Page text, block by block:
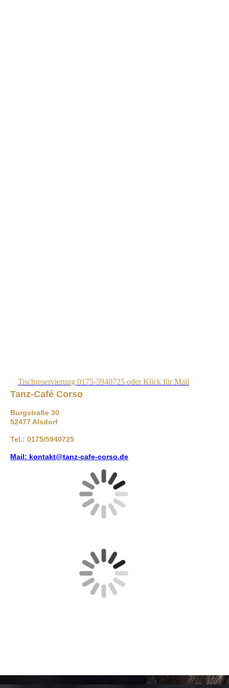
Tischreservierung 0175-5940725 oder Klick für Mail
Tanz-Café Corso
Burgstraße 30
52477 Alsdorf
Tel.: 0175/5940725
Mail: kontakt@tanz-cafe-corso.de